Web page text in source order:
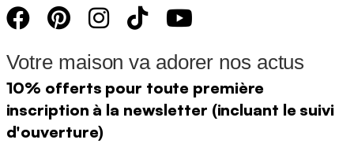
Votre maison va adorer nos actus
10% offerts pour toute première
inscription à la newsletter (incluant le suivi
d'ouverture)